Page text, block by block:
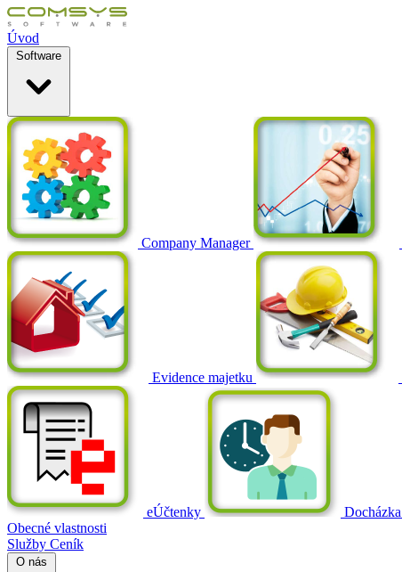
Úvod
Software
Company Manager
Evidence majetku
eÚčtenky Docházka
Obecné vlastnosti
Služby Ceník
O nás